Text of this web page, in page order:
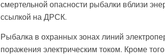
смертельной опасности рыбалки вблизи
ссылкой на ДРСК.
Рыбалка в охранных зонах линий
поражения электрическим током. Кроме